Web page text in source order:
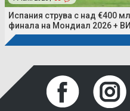
Испания струва с над €400
финала на Мондиал 2026 +